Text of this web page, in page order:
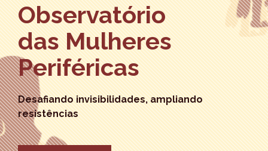
Observatório
das Mulheres
Periféricas
Desafiando invisibilidades, ampliando
resistências